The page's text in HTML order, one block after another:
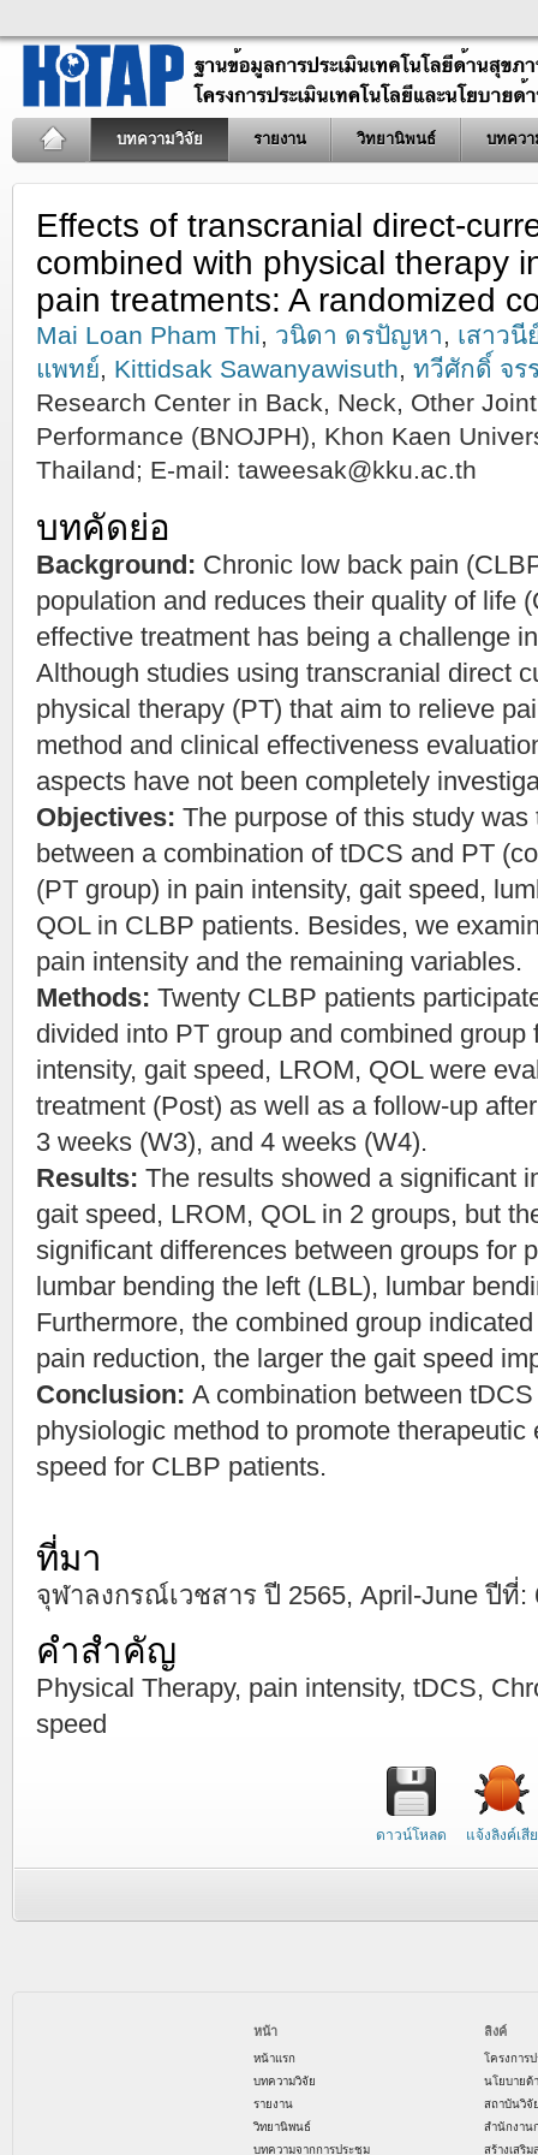
บทความวิจัย รายงาน วิทยานิพนธ์ บทควา
Effects of transcranial direct-
combined with physical therapy
pain treatments: A randomized
Mai Loan Pham Thi, วนิดา ดรปัญหา, เสาวนี
แพทย์, Kittidsak Sawanyawisuth, ทวีศักดิ์ จร
Research Center in Back, Neck, Other
Performance (BNOJPH), Khon Kaen
Thailand; E-mail: taweesak@kku.ac.th
บทคัดย่อ
Background: Chronic low back pain
population and reduces their quality of life
effective treatment has being a challenge
Although studies using transcranial direct
physical therapy (PT) that aim to relieve
method and clinical effectiveness
aspects have not been completely
Objectives: The purpose of this study
between a combination of tDCS and PT
(PT group) in pain intensity, gait speed,
QOL in CLBP patients. Besides, we
pain intensity and the remaining variables.
Methods: Twenty CLBP patients
divided into PT group and combined
intensity, gait speed, LROM, QOL were
treatment (Post) as well as a follow-up
3 weeks (W3), and 4 weeks (W4).
Results: The results showed a significant
gait speed, LROM, QOL in 2 groups, but
significant differences between groups for
lumbar bending the left (LBL), lumbar
Furthermore, the combined group
pain reduction, the larger the gait speed
Conclusion: A combination between
physiologic method to promote
speed for CLBP patients.
ที่มา
จุฬาลงกรณ์เวชสาร ปี 2565, April-June ปีที่
คำสำคัญ
Physical Therapy, pain intensity, tDCS,
speed
ดาวน์โหลด แจ้งลิงค์เสีย
หน้า
หน้าแรก
บทความวิจัย
รายงาน
วิทยานิพนธ์
บทความจากการประชุม
ลิงค์
โครงการ
นโยบายด้
สถาบันวิจั
สำนักงาน
สร้างเสริ